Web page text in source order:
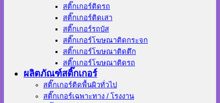
สติ๊กเกอร์ติดรถ
สติ๊กเกอร์ติดเสา
สติ๊กเกอร์รถบัส
สติ๊กเกอร์โฆษณาติดกระจก
สติ๊กเกอร์โฆษณาติดตึก
สติ๊กเกอร์โฆษณาติดรถ
ผลิตภัณฑ์สติ๊กเกอร์
สติ๊กเกอร์ติดพื้นผิวทั่วไป
สติ๊กเกอร์เฉพาะทาง / โรงงาน